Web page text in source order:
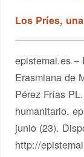
Los Príes,
epistemai.es –
Erasmiana de
Pérez Frías
humanitario.
junio (23).
http://